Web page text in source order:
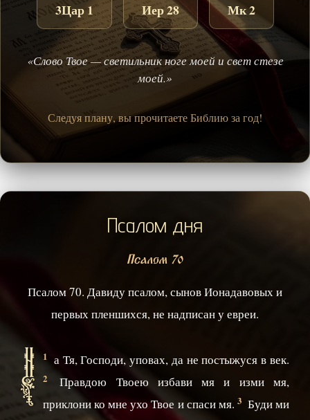
3Цар 1 Иер 28 Мк 2
«Слово Твое — светильник ноге моей и свет стезе
моей.»
Следуя плану, вы прочитаете Библию за год!
Псалом дня
Псалом 70
Псалом 70. Давиду псалом, сынов Ионадавовых и
первых пленшихся, не надписан у евреи.
1
Н а Тя, Господи, уповах, да не постыжуся в век.
2
Правдою Твоею избави мя и изми мя,
приклони ко мне ухо Твое и спаси мя. 3 Буди ми